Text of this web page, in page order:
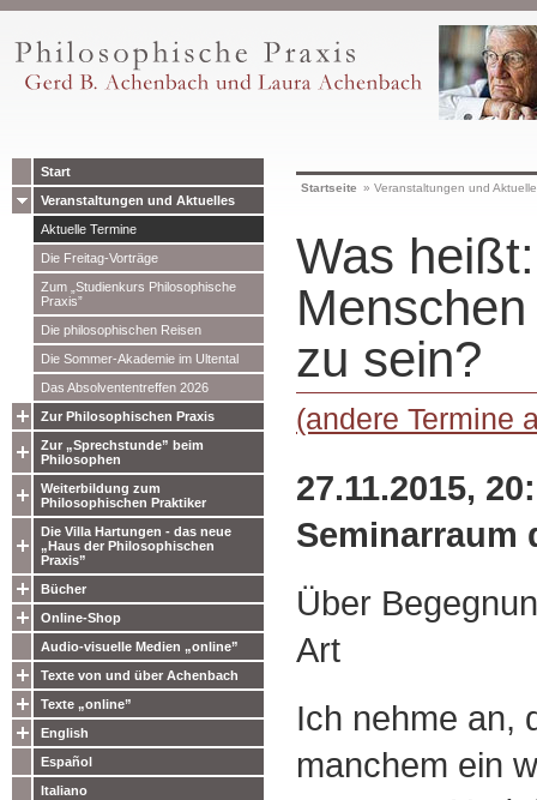
Start
Veranstaltungen und Aktuelles
Aktuelle Termine
Die Freitag-Vorträge
Zum „Studienkurs Philosophische
Praxis”
Die philosophischen Reisen
Die Sommer-Akademie im Ultental
Das Absolvententreffen 2026
Zur Philosophischen Praxis
Zur „Sprechstunde” beim
Philosophen
Weiterbildung zum
Philosophischen Praktiker
Die Villa Hartungen - das neue
„Haus der Philosophischen
Praxis”
Bücher
Online-Shop
Audio-visuelle Medien „online”
Texte von und über Achenbach
Texte „online”
English
Español
Italiano
Startseite » Veranstaltungen und
Was
zu sein?
(andere Termine
27.11.2015,
Seminarraum
Über
Art
Ich nehme an,
manchem ein